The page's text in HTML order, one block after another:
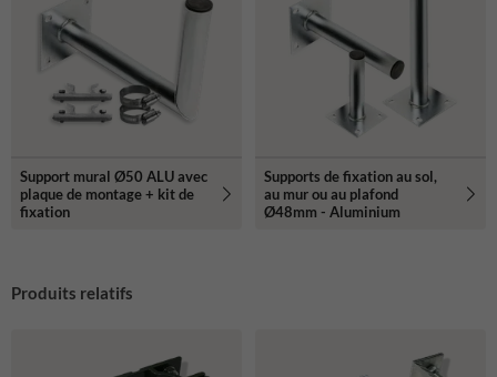
Support mural Ø50 ALU avec
plaque de montage + kit de
fixation
Supports de fixation au sol,
au mur ou au plafond
Ø48mm - Aluminium
Produits relatifs